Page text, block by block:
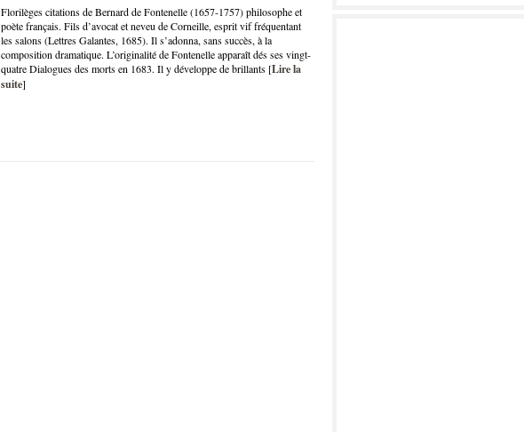
Florilèges citations de Bernard de Fontenelle (1657-1757) philosophe et
poète français. Fils d’avocat et neveu de Corneille, esprit vif fréquentant
les salons (Lettres Galantes, 1685). Il s’adonna, sans succès, à la
composition dramatique. L’originalité de Fontenelle apparaît dés ses vingt-
quatre Dialogues des morts en 1683. Il y développe de brillants [Lire la
suite]